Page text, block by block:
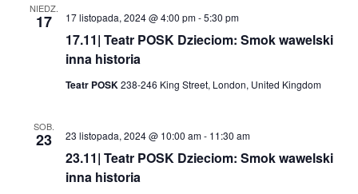
NIEDZ.
17
17.11| Teatr POSK Dzieciom: Smok wawelski
inna historia
17 listopada, 2024 @ 4:00 pm-5:30 pm
Teatr POSK238-246 King Street, London, United Kingdom
SOB.
23
23.11| Teatr POSK Dzieciom: Smok wawelski
inna historia
23 listopada, 2024 @ 10:00 am- 11:30 am